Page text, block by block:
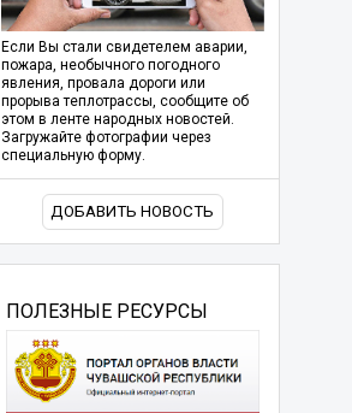
Если Вы стали свидетелем аварии,
пожара, необычного погодного
явления, провала дороги или
прорыва теплотрассы, сообщите об
этом в ленте народных новостей.
Загружайте фотографии через
специальную форму.
ДОБАВИТЬ НОВОСТЬ
ПОЛЕЗНЫЕ РЕСУРСЫ